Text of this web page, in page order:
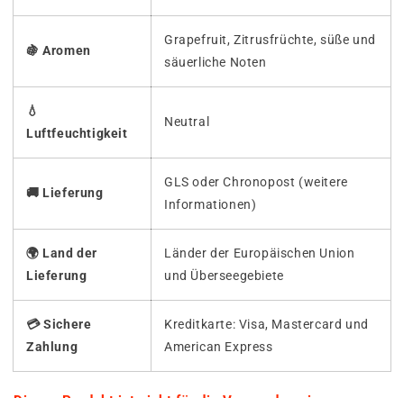
🍇 Aromen
Grapefruit, Zitrusfrüchte, süße und
säuerliche Noten
💧
Luftfeuchtigkeit
Neutral
🚚 Lieferung
GLS oder Chronopost (weitere
Informationen)
🌍 Land der
Lieferung
Länder der Europäischen Union
und Überseegebiete
💳 Sichere
Zahlung
Kreditkarte: Visa, Mastercard und
American Express